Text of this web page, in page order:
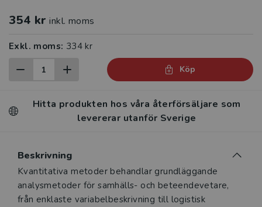
354 kr inkl. moms
Exkl. moms: 334 kr
Köp
Hitta produkten hos våra återförsäljare som
levererar utanför Sverige
Beskrivning
Beskrivning
Kvantitativa metoder behandlar grundläggande
analysmetoder för samhälls- och beteendevetare,
från enklaste variabelbeskrivning till logistisk